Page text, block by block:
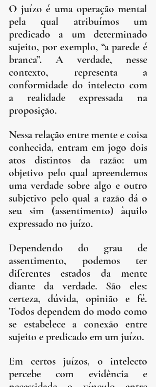
O juízo é uma operação mental
pela qual atribuímos um
predicado a um determinado
sujeito, por exemplo, “a parede é
branca”. A verdade, nesse
contexto, representa a
conformidade do intelecto com
a realidade expressada na
proposição.
Nessa relação entre mente e coisa
conhecida, entram em jogo dois
atos distintos da razão: um
objetivo pelo qual apreendemos
uma verdade sobre algo e outro
subjetivo pelo qual a razão dá o
seu sim (assentimento) àquilo
expressado no juízo.
Dependendo do grau de
assentimento, podemos ter
diferentes estados da mente
diante da verdade. São eles:
certeza, dúvida, opinião e fé.
Todos dependem do modo como
se estabelece a conexão entre
sujeito e predicado em um juízo.
Em certos juízos, o intelecto
percebe com evidência e